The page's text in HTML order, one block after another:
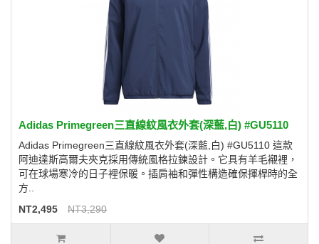
Adidas Primegreen三直線紋風衣外套(深藍,白) #GU5110
Adidas Primegreen三直線紋風衣外套(深藍,白) #GU5110 這款
阿迪達斯高爾夫夾克採用傳統風格拉鍊設計。它具有羊毛襯裡，
可在球場寒冷的日子裡保暖。插肩袖和彈性構造確保揮桿時的全
方..
NT2,495
NT3,290